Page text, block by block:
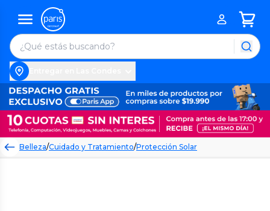
Belleza/Cuidado y Tratamiento/Protección Solar